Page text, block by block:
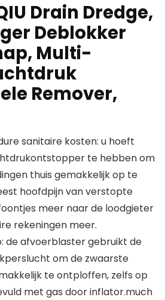
Drain Dredge,
Deblokker
Multi-
Remover,
sanitaire kosten: u hoeft
te hebben om
thuis gemakkelijk op te
hoofdpijn van verstopte
meer naar de loodgieter
rekeningen meer.
de afvoerblaster gebruikt de
om de zwaarste
te ontploffen, zelfs op
met gas door inflator.much